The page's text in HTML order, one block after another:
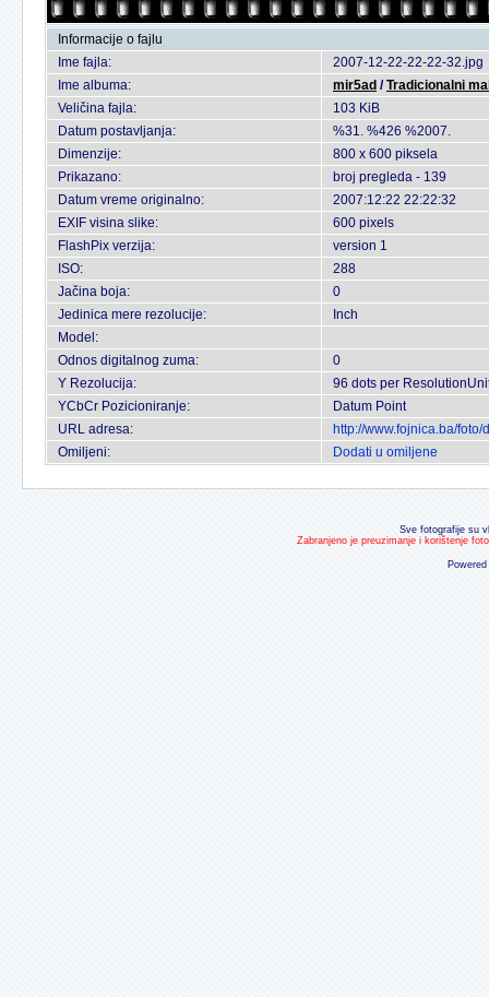
Informacije o fajlu
Ime fajla:
2007-12-22-22-22-32.jpg
Ime albuma:
mir5ad /Tradicionalni
Veličina fajla:
103 KiB
Datum postavljanja:
%31. %426 %2007.
Dimenzije:
800 x 600 piksela
Prikazano:
broj pregleda - 139
Datum vreme originalno:
2007:12:22 22:22:32
EXIF visina slike:
600 pixels
FlashPix verzija:
version 1
ISO:
288
Jačina boja:
0
Jedinica mere rezolucije:
Inch
Model:
Odnos digitalnog zuma:
0
Y Rezolucija:
96 dots per
YCbCr Pozicioniranje:
Datum Point
URL adresa:
http://www.fojnica.ba/
Omiljeni:
Dodati u omiljene
Sve fotografije su
Zabranjeno je preuzimanje i korištenje